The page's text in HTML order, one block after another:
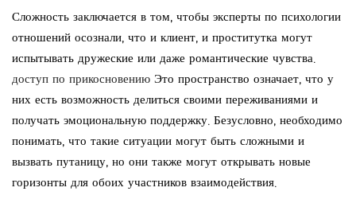
Сложность заключается в том, чтобы эксперты по психологии
отношений осознали, что и клиент, и проститутка могут
испытывать дружеские или даже романтические чувства.
доступ по прикосновениюЭто пространство означает, что у
них есть возможность делиться своими переживаниями и
получать эмоциональную поддержку. Безусловно, необходимо
понимать, что такие ситуации могут быть сложными и
вызвать путаницу, но они также могут открывать новые
горизонты для обоих участников взаимодействия.